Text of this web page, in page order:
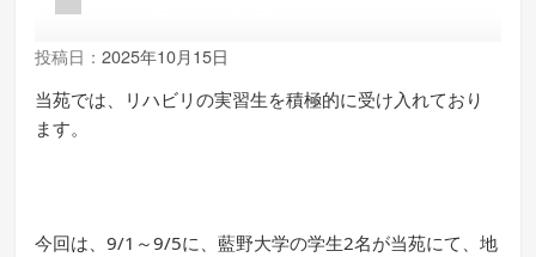
投稿日：2025年10月15日
当苑では、リハビリの実習生を積極的に受け入れており
ます。
今回は、9/1～9/5に、藍野大学の学生2名が当苑にて、地